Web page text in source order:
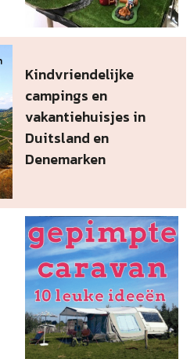
Kindvriendelijke
campings en
vakantiehuisjes in
Duitsland en
Denemarken